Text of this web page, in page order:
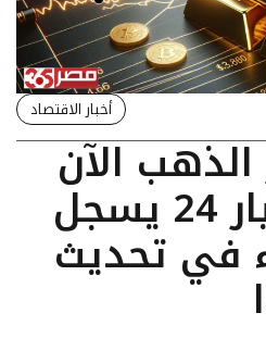
أخبار الاقتصاد
الآن
في مصر: عيار 24 يسجل
في تحديث